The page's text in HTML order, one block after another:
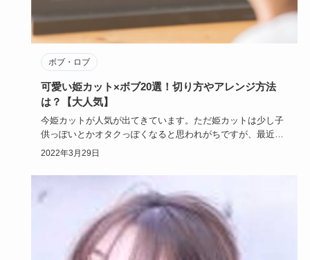
ボブ・ロブ
可愛い姫カット×ボブ20選！切り方やアレンジ方法
は？【大人気】
今姫カットが人気が出てきています。ただ姫カットは少し子
供っぽいとかオタクっぽくなると思われがちですが、最近は
ボブスタイルの…
2022年3月29日